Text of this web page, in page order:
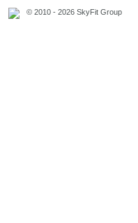
© 2010 - 2026 SkyFit Group